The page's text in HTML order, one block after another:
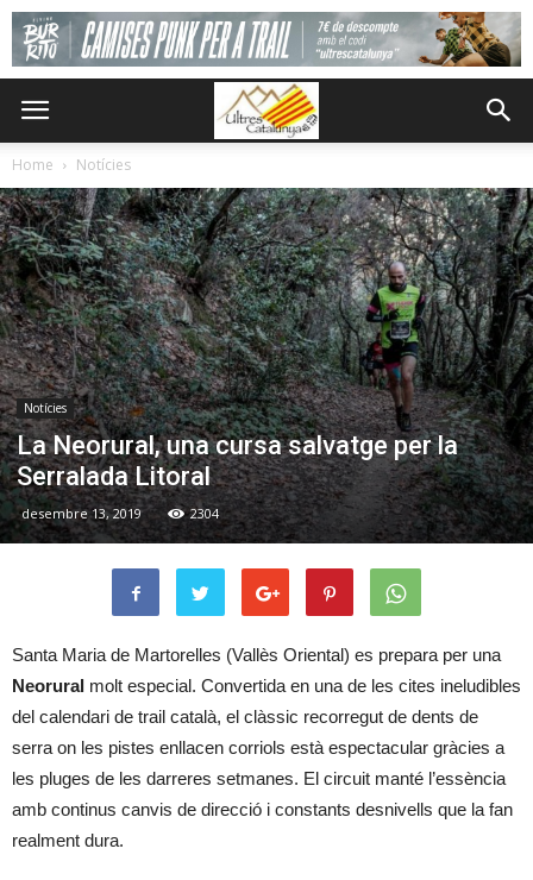
Home Notícies
Notícies
La Neorural, una cursa salvatge per la
Serralada Litoral
desembre 13, 2019 2304
Santa Maria de Martorelles (Vallès Oriental) es prepara per una
Neorural molt especial. Convertida en una de les cites ineludibles
del calendari de trail català, el clàssic recorregut de dents de
serra on les pistes enllacen corriols està espectacular gràcies a
les pluges de les darreres setmanes. El circuit manté l’essència
amb continus canvis de direcció i constants desnivells que la fan
realment dura.